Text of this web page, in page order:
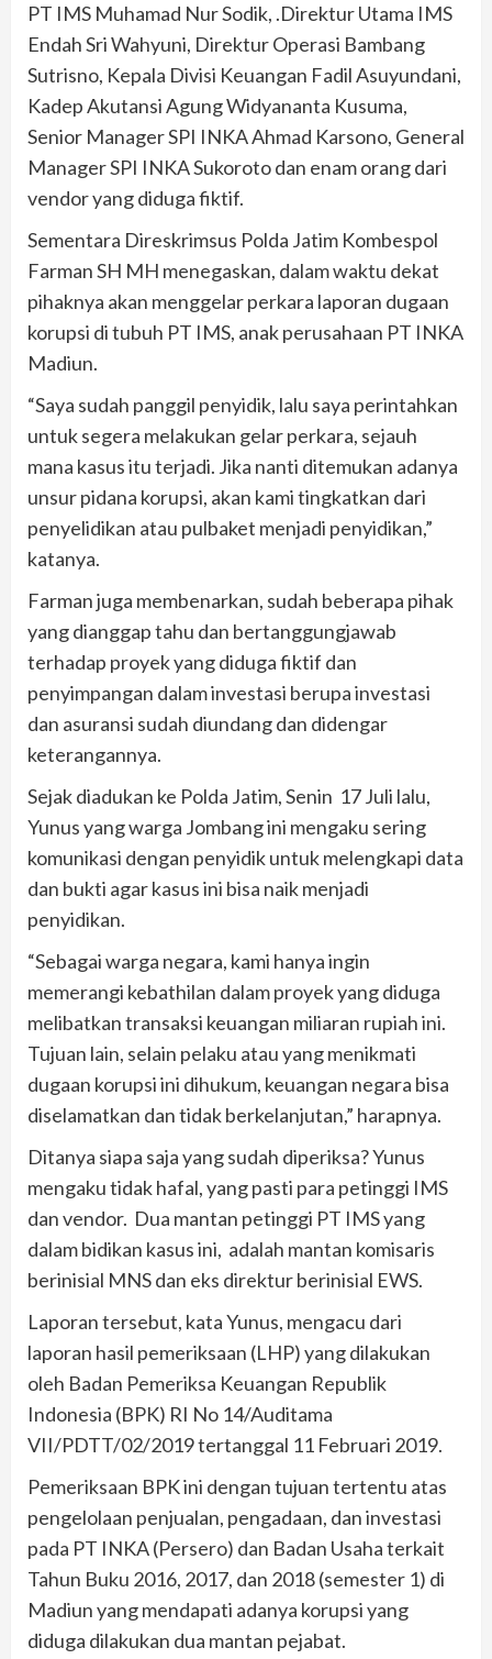
PT IMS Muhamad Nur Sodik, .Direktur Utama IMS
Endah Sri Wahyuni, Direktur Operasi Bambang
Sutrisno, Kepala Divisi Keuangan Fadil Asuyundani,
Kadep Akutansi Agung Widyananta Kusuma,
Senior Manager SPI INKA Ahmad Karsono, General
Manager SPI INKA Sukoroto dan enam orang dari
vendor yang diduga fiktif.
Sementara Direskrimsus Polda Jatim Kombespol
Farman SH MH menegaskan, dalam waktu dekat
pihaknya akan menggelar perkara laporan dugaan
korupsi di tubuh PT IMS, anak perusahaan PT INKA
Madiun.
“Saya sudah panggil penyidik, lalu saya perintahkan
untuk segera melakukan gelar perkara, sejauh
mana kasus itu terjadi. Jika nanti ditemukan adanya
unsur pidana korupsi, akan kami tingkatkan dari
penyelidikan atau pulbaket menjadi penyidikan,”
katanya.
Farman juga membenarkan, sudah beberapa pihak
yang dianggap tahu dan bertanggungjawab
terhadap proyek yang diduga fiktif dan
penyimpangan dalam investasi berupa investasi
dan asuransi sudah diundang dan didengar
keterangannya.
Sejak diadukan ke Polda Jatim, Senin 17 Juli lalu,
Yunus yang warga Jombang ini mengaku sering
komunikasi dengan penyidik untuk melengkapi data
dan bukti agar kasus ini bisa naik menjadi
penyidikan.
“Sebagai warga negara, kami hanya ingin
memerangi kebathilan dalam proyek yang diduga
melibatkan transaksi keuangan miliaran rupiah ini.
Tujuan lain, selain pelaku atau yang menikmati
dugaan korupsi ini dihukum, keuangan negara bisa
diselamatkan dan tidak berkelanjutan,” harapnya.
Ditanya siapa saja yang sudah diperiksa? Yunus
mengaku tidak hafal, yang pasti para petinggi IMS
dan vendor. Dua mantan petinggi PT IMS yang
dalam bidikan kasus ini, adalah mantan komisaris
berinisial MNS dan eks direktur berinisial EWS.
Laporan tersebut, kata Yunus, mengacu dari
laporan hasil pemeriksaan (LHP) yang dilakukan
oleh Badan Pemeriksa Keuangan Republik
Indonesia (BPK) RI No 14/Auditama
VII/PDTT/02/2019 tertanggal 11 Februari 2019.
Pemeriksaan BPK ini dengan tujuan tertentu atas
pengelolaan penjualan, pengadaan, dan investasi
pada PT INKA (Persero) dan Badan Usaha terkait
Tahun Buku 2016, 2017, dan 2018 (semester 1) di
Madiun yang mendapati adanya korupsi yang
diduga dilakukan dua mantan pejabat.